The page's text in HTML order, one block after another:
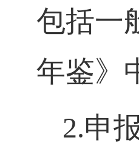
包括一
年鉴》
2.申